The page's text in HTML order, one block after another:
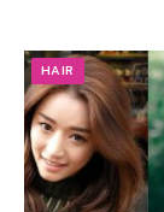
HAIR